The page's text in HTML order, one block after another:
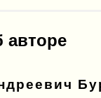
авторе